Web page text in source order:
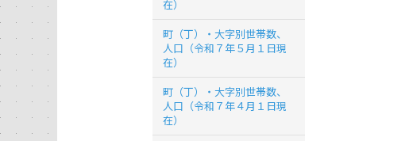
在）
町（丁）・大字別世帯数、
人口（令和７年５月１日現
在）
町（丁）・大字別世帯数、
人口（令和７年４月１日現
在）